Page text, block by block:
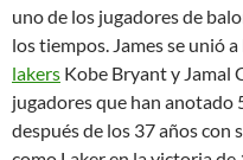
uno de los jugadores de
los tiempos. James se unió
lakers Kobe Bryant y Jamal
jugadores que han anotado
después de los 37 años con